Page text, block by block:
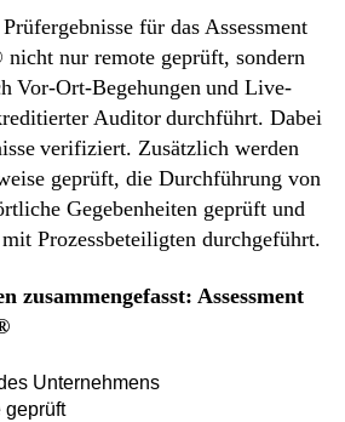
fergebnisse für das Assessment
nur remote geprüft, sondern
Vor-Ort-Begehungen und Live-
Auditor durchführt. Dabei
verifiziert. Zusätzlich werden
geprüft, die Durchführung von
Gegebenheiten geprüft und
Prozessbeteiligten durchgeführt.
zusammengefasst: Assessment
Unternehmens
geprüft